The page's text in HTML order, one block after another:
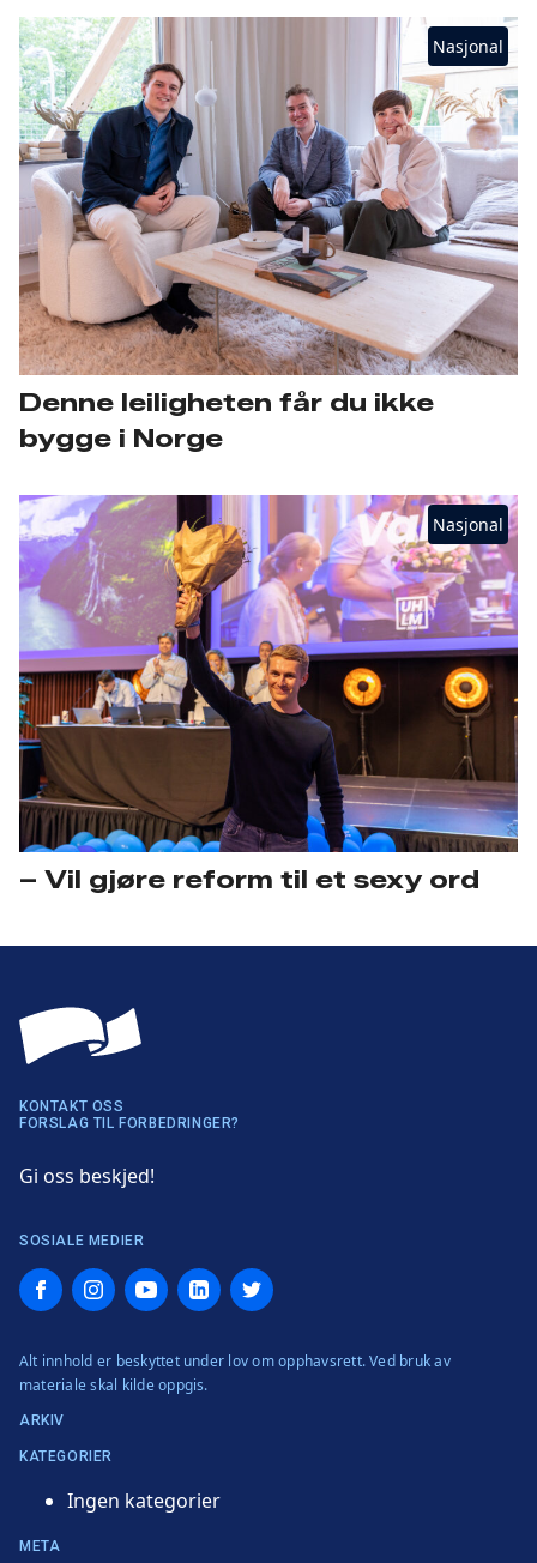
Nasjonal
Denne leiligheten får du ikke
bygge i Norge
Nasjonal
– Vil gjøre reform til et sexy ord
KONTAKT OSS
FORSLAG TIL FORBEDRINGER?
Gi oss beskjed!
SOSIALE MEDIER
FacebookInstagramYouTubeLinkedInTwitter
Alt innhold er beskyttet under lov om opphavsrett. Ved bruk av
materiale skal kilde oppgis.
ARKIV
KATEGORIER
Ingen kategorier
META